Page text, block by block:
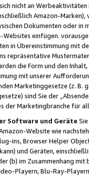
nicht an
Amazon-
Dokumenten oder in
einfügen.
in Übereinstimmung mit
repräsentative
die Form und den
mit unserer
Marketinggesetze (z. B.
sind Sie der
der Marketingbranche für
Software und Geräte
Website wie
ins, Browser Helper
und Geräten,
(b) im Zusammenhang
Playern, Blu-Ray-